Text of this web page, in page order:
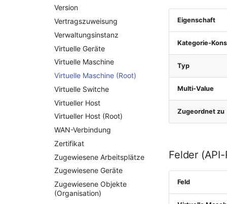
Version
Vertragszuweisung
Verwaltungsinstanz
Virtuelle Geräte
Virtuelle Maschine
Virtuelle Maschine (Root)
Virtuelle Switche
Virtueller Host
Virtueller Host (Root)
WAN-Verbindung
Zertifikat
Zugewiesene Arbeitsplätze
Zugewiesene Geräte
Zugewiesene Objekte
(Organisation)
Eigenschaft
Kategorie-
Typ
Multi-Value
Zugeordnet zu
Felder
Feld